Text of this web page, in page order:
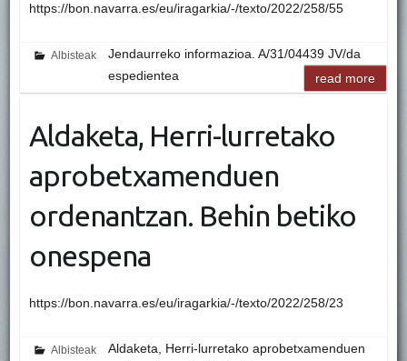
https://bon.navarra.es/eu/iragarkia/-/texto/2022/258/55
Albisteak
Jendaurreko informazioa. A/31/04439 JV/da
espedientea
read more
Aldaketa, Herri-lurretako
aprobetxamenduen
ordenantzan. Behin betiko
onespena
https://bon.navarra.es/eu/iragarkia/-/texto/2022/258/23
Albisteak
Aldaketa, Herri-lurretako aprobetxamenduen